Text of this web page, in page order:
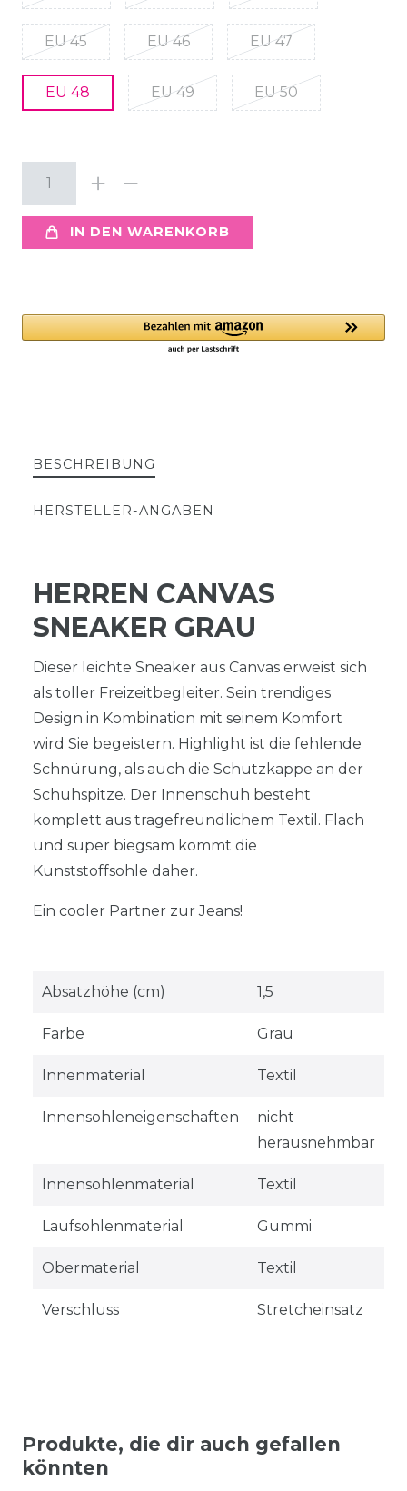
EU 45 EU 46 EU 47
EU 48 EU 49 EU 50
IN DEN WARENKORB
BESCHREIBUNG
HERSTELLER-ANGABEN
HERREN CANVAS
SNEAKER GRAU
Dieser leichte Sneaker aus Canvas erweist sich
als toller Freizeitbegleiter. Sein trendiges
Design in Kombination mit seinem Komfort
wird Sie begeistern. Highlight ist die fehlende
Schnürung, als auch die Schutzkappe an der
Schuhspitze. Der Innenschuh besteht
komplett aus tragefreundlichem Textil. Flach
und super biegsam kommt die
Kunststoffsohle daher.
Ein cooler Partner zur Jeans!
Absatzhöhe (cm) 1,5
Farbe Grau
Innenmaterial Textil
Innensohleneigenschaften
nicht
herausnehmbar
Innensohlenmaterial Textil
Laufsohlenmaterial Gummi
Obermaterial Textil
Verschluss Stretcheinsatz
Produkte, die dir auch gefallen
könnten